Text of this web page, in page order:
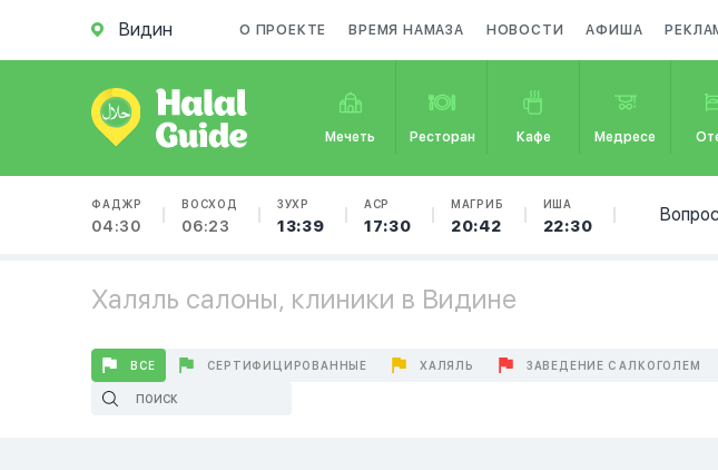
Видин О ПРОЕКТЕ ВРЕМЯ НАМАЗА НОВОСТИ АФИША
Мечеть Ресторан Кафе Медресе
ФАДЖР
04:30
ВОСХОД
06:23
ЗУХР
13:39
АСР
17:30
МАГРИБ
20:42
ИША
22:30
Халяль салоны, клиники в Видине
ВСЕ СЕРТИФИЦИРОВАННЫЕ ХАЛЯЛЬ ЗАВЕДЕНИЕ С АЛКОГОЛЕМ